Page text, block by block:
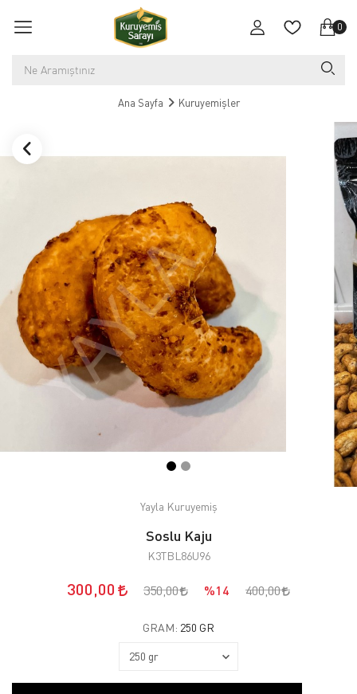
0
Ana Sayfa Kuruyemişler
Yayla Kuruyemiş
Soslu Kaju
K3TBL86U96
300,00 350,00 %14 400,00
GRAM: 250 GR